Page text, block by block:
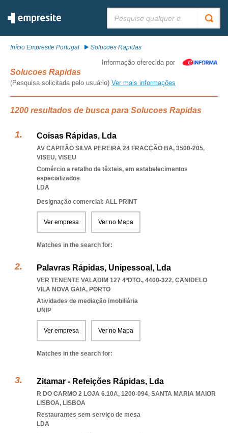
Início Empresite Portugal Solucoes Rapidas
Informação oferecida por
Solucoes Rapidas
(Pesquisa solicitada pelo usuário) Ver mais informações
1200 resultados de busca para Solucoes Rapidas
Coisas Rápidas, Lda
AV CAPITÃO SILVA PEREIRA 24 FRACÇÃO BA, 3500-205,
VISEU, VISEU
Comércio a retalho de têxteis, em estabelecimentos
especializados
LDA
Designação comercial: ALL PRINT
Ver empresa Ver no Mapa
Matches in the search for:
Palavras Rápidas, Unipessoal, Lda
VER TENENTE VALADIM 127 4ºDTO., 4400-322, CANIDELO
VILA NOVA GAIA, PORTO
Atividades de mediação imobiliária
UNIP
Ver empresa Ver no Mapa
Matches in the search for:
Zitamar - Refeições Rápidas, Lda
R DO CARMO 2 LOJA 6.10A, 1200-094, SANTA MARIA MAIOR
LISBOA, LISBOA
Restaurantes sem serviço de mesa
LDA